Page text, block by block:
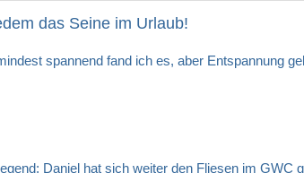
das Seine im Urlaub!
spannend fand ich es, aber Entspannung
Daniel hat sich weiter den Fliesen im GWC